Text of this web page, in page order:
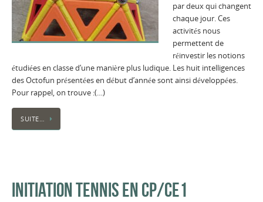
par deux qui changent
chaque jour. Ces
activités nous
permettent de
réinvestir les notions
étudiées en classe d’une manière plus ludique. Les huit intelligences
des Octofun présentées en début d’année sont ainsi développées.
Pour rappel, on trouve :(…)
SUITE…
INITIATION TENNIS EN CP/CE1